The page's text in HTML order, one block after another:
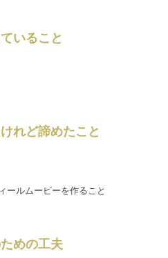
いること
れど諦めたこと
ールムービーを作ること
めの工夫